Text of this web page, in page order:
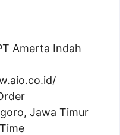
Amerta Indah
Jawa Timur